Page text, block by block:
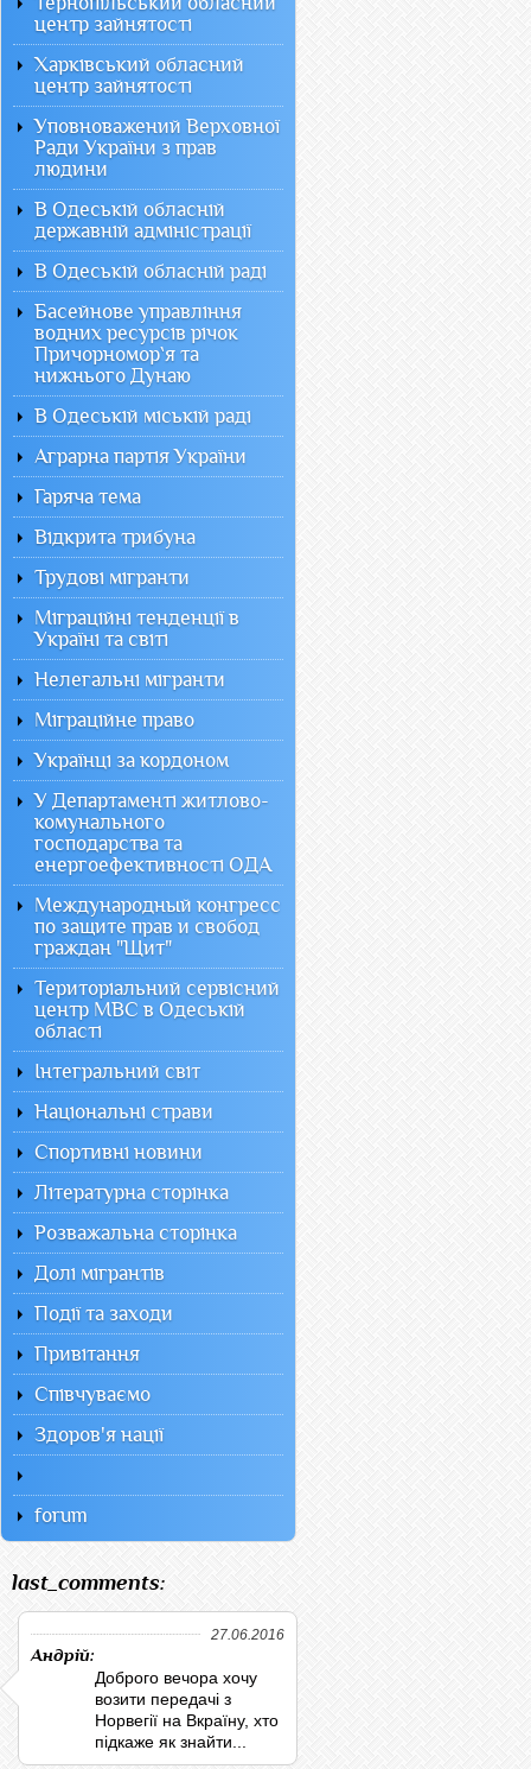
центр зайнятості
Харківський обласний
центр зайнятості
Уповноважений Верховної
Ради України з прав
людини
В Одеській обласній
державній адміністрації
В Одеській обласній раді
Басейнове управління
водних ресурсів річок
Причорномор`я та
нижнього Дунаю
В Одеській міській раді
Аграрна партія України
Гаряча тема
Відкрита трибуна
Трудові мігранти
Міграційні тенденції в
Україні та світі
Нелегальні мігранти
Міграційне право
Українці за кордоном
У Департаменті житлово-
комунального
господарства та
енергоефективності ОДА
Международный конгресс
по защите прав и свобод
граждан "Щит"
Територіальний сервісний
центр МВС в Одеській
області
Інтегральний світ
Національні страви
Спортивні новини
Літературна сторінка
Розважальна сторінка
Долі мігрантів
Події та заходи
Привітання
Співчуваємо
Здоров'я нації
forum
last_comments:
27.06.2016
Андрій:
Доброго вечора хочу
возити передачі з
Норвегії на Вкраїну, хто
підкаже як знайти...